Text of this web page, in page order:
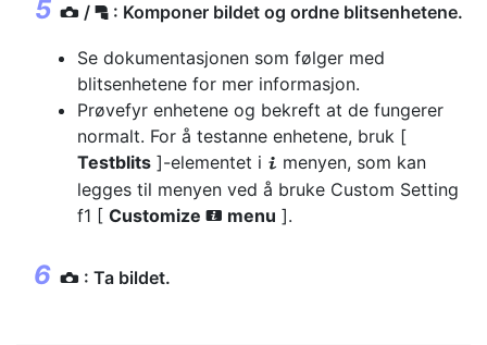
C / f : Komponer bildet og ordne blitsenhetene.
Se dokumentasjonen som følger med
blitsenhetene for mer informasjon.
Prøvefyr enhetene og bekreft at de fungerer
normalt. For å testanne enhetene, bruk [
Testblits ]-elementet i i menyen, som kan
legges til menyen ved å bruke Custom Setting
f1 [ Customize i menu ].
C : Ta bildet.